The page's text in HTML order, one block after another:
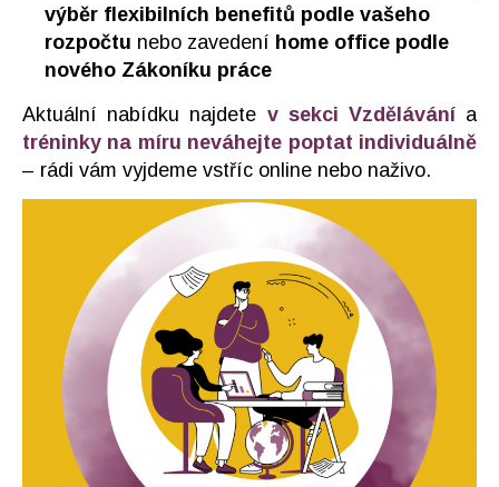
výběr flexibilních benefitů podle vašeho
rozpočtu nebo zavedení home office podle
nového Zákoníku práce
Aktuální nabídku najdete v sekci Vzdělávánía
tréninky na míru neváhejte poptat individuálně
– rádi vám vyjdeme vstříc online nebo naživo.